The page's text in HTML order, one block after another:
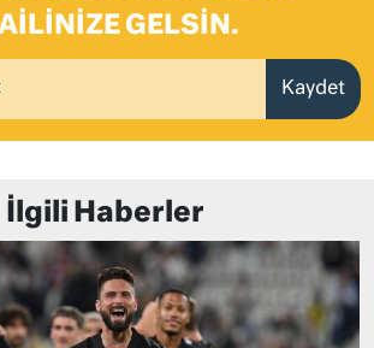
GELSIN.
Kaydet
İlgili Haberler